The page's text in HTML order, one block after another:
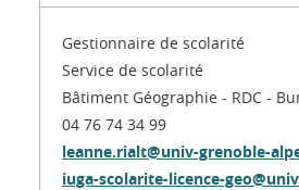
Gestionnaire de scolarité
Service de scolarité
Bâtiment Géographie - RDC -
04 76 74 34 99
leanne.rialt@univ-grenoble-
iuga-scolarite-licence-